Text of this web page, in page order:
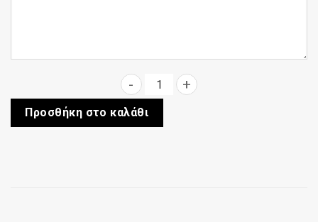
Μπιάνκα ποσότητα
Προσθήκη στο καλάθι